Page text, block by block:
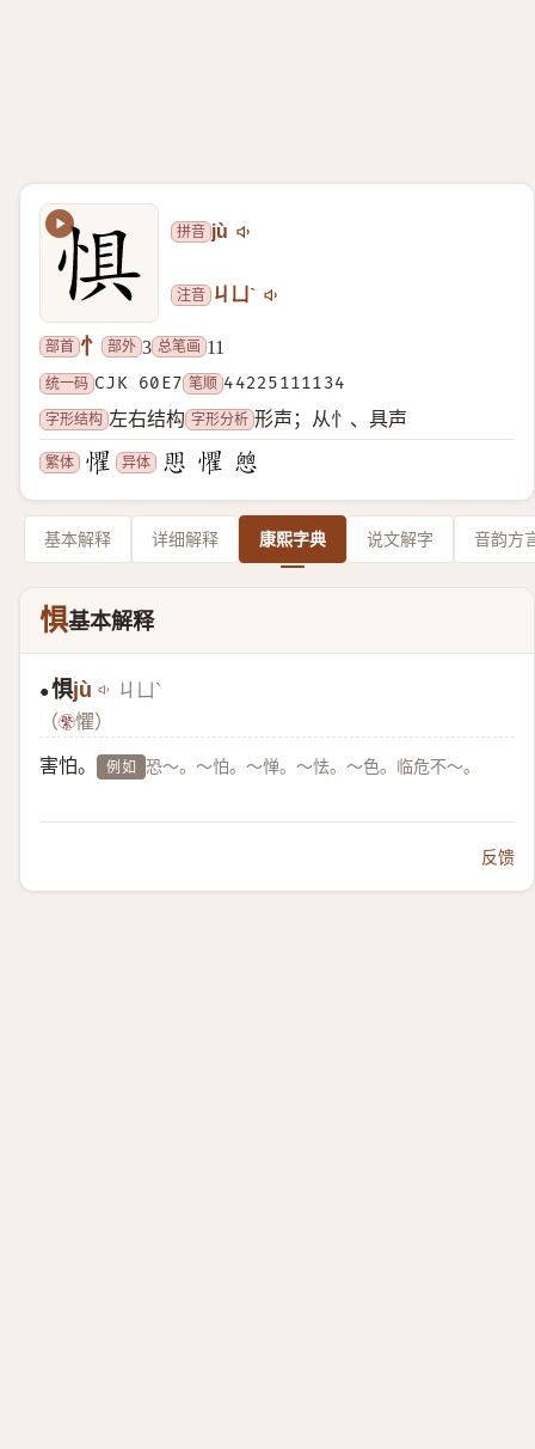
拼音 jù
注音 ㄐㄩˋ
部首 忄 部外 3 总笔画 11
统一码 CJK 60E7 笔顺 44225111134
字形结构 左右结构 字形分析 形声；从忄、具声
繁体 异体
基本解释 详细解释 康熙字典 说文解字 音韵方
惧基本解释
●惧jù ㄐㄩˋ
（
懼）
害怕。
例如 恐～。～怕。～惮。～怯。～色。临危不～。
反馈